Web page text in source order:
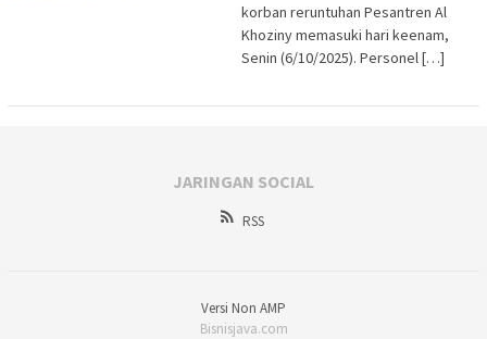
korban reruntuhan Pesantren Al
Khoziny memasuki hari keenam,
Senin (6/10/2025). Personel […]
JARINGAN SOCIAL
RSS
Versi Non AMP
Bisnisjava.com